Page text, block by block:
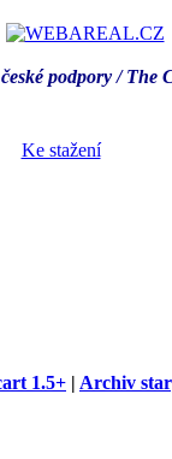
podpory / The
Ke stažení
1.5+ | Archiv